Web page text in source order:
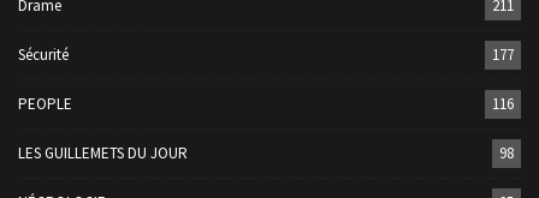
Drame 211
Sécurité 177
PEOPLE 116
LES GUILLEMETS DU JOUR 98